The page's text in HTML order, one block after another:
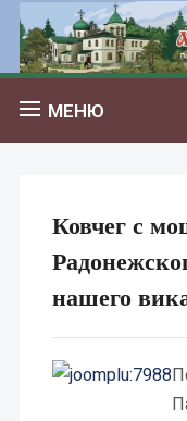
МЕНЮ
Ковчег с
нашего